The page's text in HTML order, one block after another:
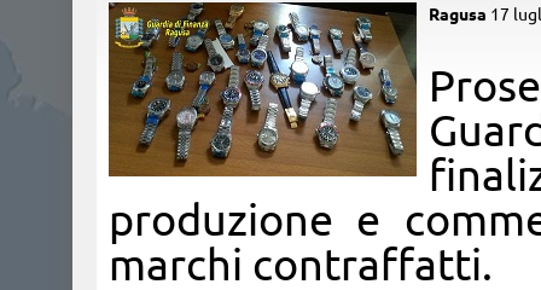
Ragusa 17
produzione e
marchi contraffatti.